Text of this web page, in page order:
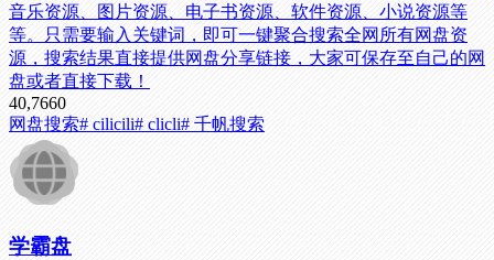
音乐资源、图片资源、电子书资源、软件资源、小说资源等
等。只需要输入关键词，即可一键聚合搜索全网所有网盘资
源，搜索结果直接提供网盘分享链接，大家可保存至自己的网
盘或者直接下载！
40,7660
网盘搜索# cilicili# clicli# 千帆搜索
学霸盘